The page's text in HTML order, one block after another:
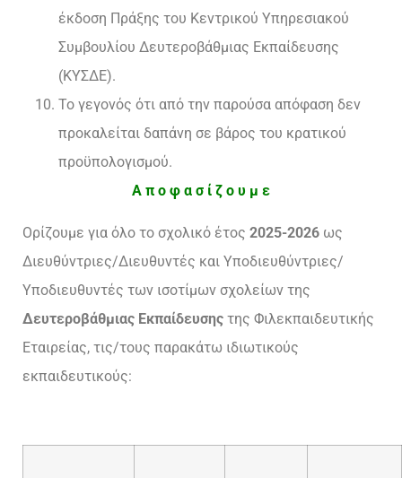
έκδοση Πράξης του Κεντρικού Υπηρεσιακού
Συμβουλίου Δευτεροβάθμιας Εκπαίδευσης
(ΚΥΣΔΕ).
Το γεγονός ότι από την παρούσα απόφαση δεν
προκαλείται δαπάνη σε βάρος του κρατικού
προϋπολογισμού.
Α π ο φ α σ ί ζ ο υ μ ε
Ορίζουμε για όλο το σχολικό έτος 2025-2026 ως
Διευθύντριες/Διευθυντές και Υποδιευθύντριες/
Υποδιευθυντές των ισοτίμων σχολείων της
Δευτεροβάθμιας Εκπαίδευσης της Φιλεκπαιδευτικής
Εταιρείας, τις/τους παρακάτω ιδιωτικούς
εκπαιδευτικούς: